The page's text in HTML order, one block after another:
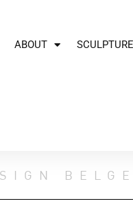
ABOUT SCULPTURE